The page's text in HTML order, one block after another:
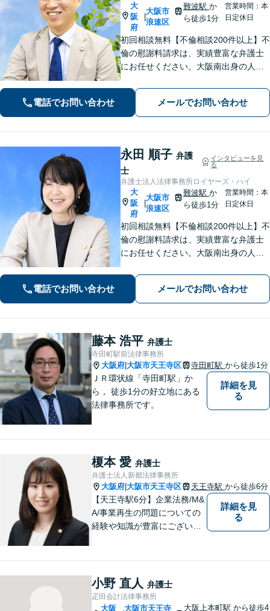
大
阪
府
大阪市
浪速区
難波駅 か
ら徒歩1分
営業時間：本
日定休日
初回相談無料【不倫相談200件以上】不
倫の慰謝料請求は、実績豊富な弁護士
にお任せください。大阪南出身の人情
通事故に遭われてお困りの方はお気軽
にお電話ください【当日／夜間／休日
の相談可】
電話でお問い合わせ メールでお問い合わせ
永田 順子 弁護
士
インタビューを見
る
弁護士法人法律事務所ロイヤーズ・ハイ
大
阪
府
大阪市
浪速区
難波駅 か
ら徒歩1分
営業時間：本
日定休日
初回相談無料【不倫相談200件以上】不
倫の慰謝料請求は、実績豊富な弁護士
にお任せください。大阪南出身の人情
通事故に遭われてお困りの方はお気軽
にお電話ください【当日／夜間／休日
の相談可】
電話でお問い合わせ メールでお問い合わせ
藤本 浩平 弁護士
寺田町駅前法律事務所
大阪府 大阪市天王寺区 寺田町駅 から徒歩1分
ＪＲ環状線「寺田町駅」か
ら， 徒歩1分の好立地にある
法律事務所です。
詳細を見
る
榎本 愛 弁護士
弁護士法人新都法律事務所
大阪府 大阪市天王寺区 天王寺駅 から徒歩6分
【天王寺駅6分】企業法務/M&
A/事業再生の問題についての
経験や知識が豊富にございま
ください。
詳細を見
る
小野 直人 弁護士
疋田会計法律事務所
大阪 大阪市天王寺 大阪上本町駅から徒歩4